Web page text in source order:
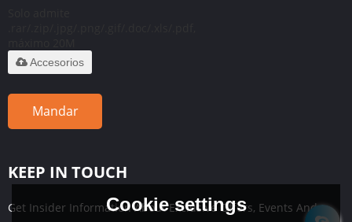
Accesorios
Mandar
KEEP IN TOUCH
Get Insider Information About Exclusive Offers, Events And
Cookie settings